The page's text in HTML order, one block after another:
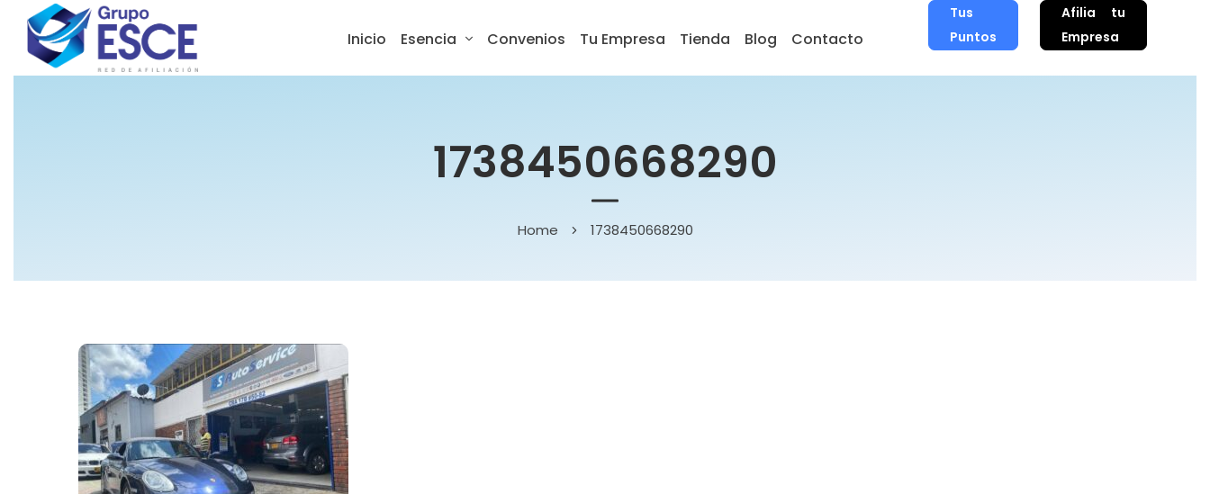
Inicio Esencia Convenios Tu Empresa Tienda Blog Contacto
Tus
Puntos
Afilia tu
Empresa
1738450668290
Home 1738450668290